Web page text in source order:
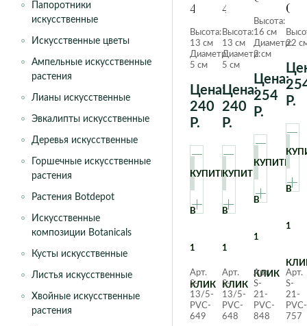
Папоротники
искусственные
Искусственные цветы
Ампельные искусственные
растения
Лианы искусственные
Эвкалипты искусственные
Деревья искусственные
Горшечные искусственные
растения
Растения Botdepot
Искусственные
композиции Botanicals
Кусты искусственные
Листья искусственные
Хвойные искусственные
растения
408
Зелено-
голубой
Высота:
13 см
Диаметр:
5 см
Цена:
240
Р.
КУПИТЬ
В
1
КЛИК
408
Темно-
зеленый
с
красным
Высота:
13 см
Диаметр:
5 см
Цена:
240
Р.
КУПИТЬ
В
1
КЛИК
Высота:
16 см
Диаметр:
2 см
Цена:
254
Р.
КУПИТЬ
В
1
КЛИК
Блу
22
Р.
В
1
Арт.
S-
13/5-
PVC-
649
Арт.
S-
13/5-
PVC-
648
Арт.
S-
21-
PVC-
848
Арт.
S-
21-
PVC-
757